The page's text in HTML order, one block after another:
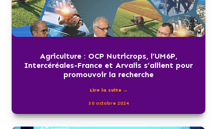
Agriculture : OCP Nutricrops, l’UM6P,
Intercéréales-France et Arvalis s’allient pour
promouvoir la recherche
Lire la suite →
30 octobre 2024